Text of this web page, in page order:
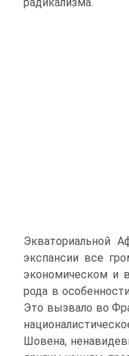
Экваториальной
экспансии все
экономическом и
рода в
Это вызвало во
Шовена,